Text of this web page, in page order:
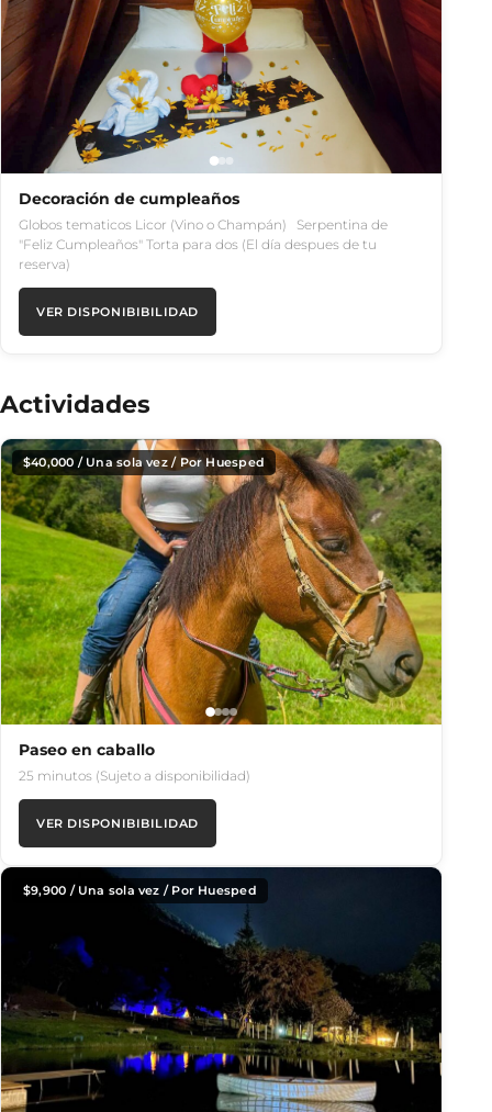
Decoración de cumpleaños
Globos tematicos Licor (Vino o Champán) Serpentina de
"Feliz Cumpleaños" Torta para dos (El día despues de tu
reserva)
VER DISPONIBIBILIDAD
Actividades
$40,000 / Una sola vez / Por Huesped
Paseo en caballo
25 minutos (Sujeto a disponibilidad)
VER DISPONIBIBILIDAD
$9,900 / Una sola vez / Por Huesped